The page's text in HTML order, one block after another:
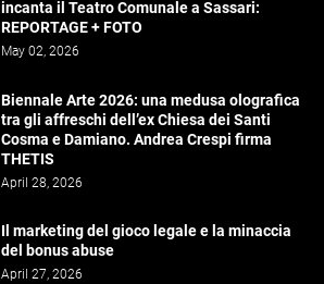
incanta il Teatro Comunale a Sassari:
REPORTAGE + FOTO
May 02, 2026
Biennale Arte 2026: una medusa olografica
tra gli affreschi dell’ex Chiesa dei Santi
Cosma e Damiano. Andrea Crespi firma
THETIS
April 28, 2026
Il marketing del gioco legale e la minaccia
del bonus abuse
April 27, 2026